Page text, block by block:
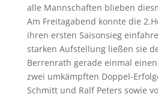
alle Mannschaften blieben
Am Freitagabend konnte die
ihren ersten Saisonsieg
starken Aufstellung ließen sie
Berrenrath gerade einmal
zwei umkämpften Doppel-
Schmitt und Ralf Peters sowie